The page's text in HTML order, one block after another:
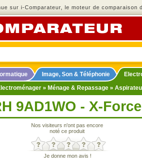
sur i-Comparateur, le moteur de comparaison
Image, Son & Téléphonie
» Ménage & Repassage »
9AD1WO - X-
Nos visiteurs n'ont pas encore
noté ce produit
Je donne mon avis !